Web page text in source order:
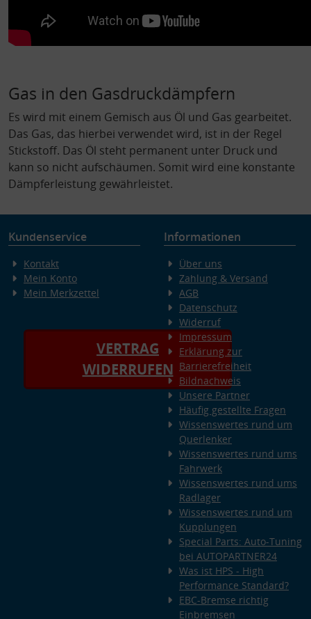
Gas in den Gasdruckdämpfern
Es wird mit einem Gemisch aus Öl und Gas gearbeitet.
Das Gas, das hierbei verwendet wird, ist in der Regel
Stickstoff. Das Öl steht permanent unter Druck und
kann so nicht aufschäumen. Somit wird eine konstante
Dämpferleistung gewährleistet.
Kundenservice
Kontakt
Mein Konto
Mein Merkzettel
VERTRAG
WIDERRUFEN
Informationen
Über uns
Zahlung & Versand
AGB
Datenschutz
Widerruf
Impressum
Erklärung zur
Barrierefreiheit
Bildnachweis
Unsere Partner
Häufig gestellte Fragen
Wissenswertes rund um
Querlenker
Wissenswertes rund ums
Fahrwerk
Wissenswertes rund ums
Radlager
Wissenswertes rund um
Kupplungen
Special Parts: Auto-Tuning
bei AUTOPARTNER24
Was ist HPS - High
Performance Standard?
EBC-Bremse richtig
Einbremsen